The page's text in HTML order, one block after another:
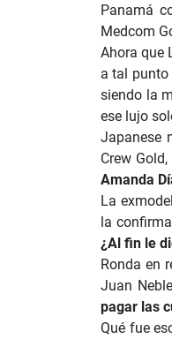
Panamá
Medcom
Ahora que
a tal punto
siendo la
ese lujo
Japanese
Crew
Amanda
La
la
¿Al fin le
Ronda en
Juan
pagar las
Qué fue